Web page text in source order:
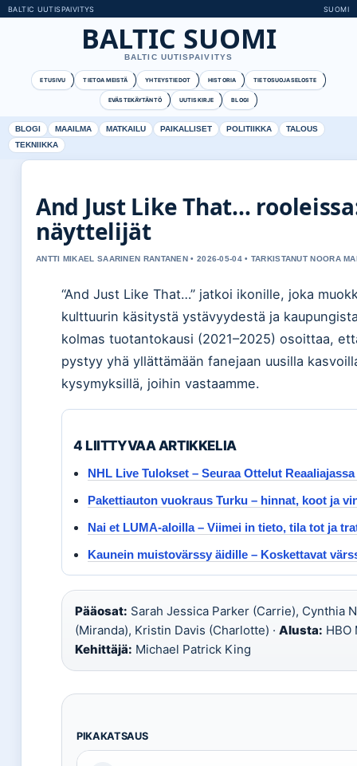
BALTIC UUTISPAIVITYS SUOMI
BALTIC SUOMI
BALTIC UUTISPAIVITYS
ETUSIVU TIETOA MEISTÄ YHTEYSTIEDOT HISTORIA TIETOSUOJASELOSTE
EVÄSTEKÄYTÄNTÖ UUTISKIRJE BLOGI
BLOGI MAAILMA MATKAILU PAIKALLISET POLITIIKKA
TALOUS
TEKNIIKKA
And Just Like That…
näyttelijät
ANTTI MIKAEL SAARINEN RANTANEN • 2026-05-04 • TARKISTANUT NOORA
“And Just Like That…” jatkoi ikonille, joka
kulttuurin käsitystä ystävyydestä ja
kolmas tuotantokausi (2021–2025) osoittaa,
pystyy yhä yllättämään fanejaan uusilla
kysymyksillä, joihin vastaamme.
4 LIITTYVAA ARTIKKELIA
NHL Live Tulokset – Seuraa Ottelut Reaaliajassa
Pakettiauton vuokraus Turku – hinnat, koot ja
Nai et LUMA-aloilla – Viimei in tieto, tila tot ja
Kaunein muistovärssy äidille – Koskettavat
Pääosat: Sarah Jessica Parker (Carrie), Cynthia
(Miranda), Kristin Davis (Charlotte) · Alusta: HBO
Kehittäjä: Michael Patrick King
PIKAKATSAUS